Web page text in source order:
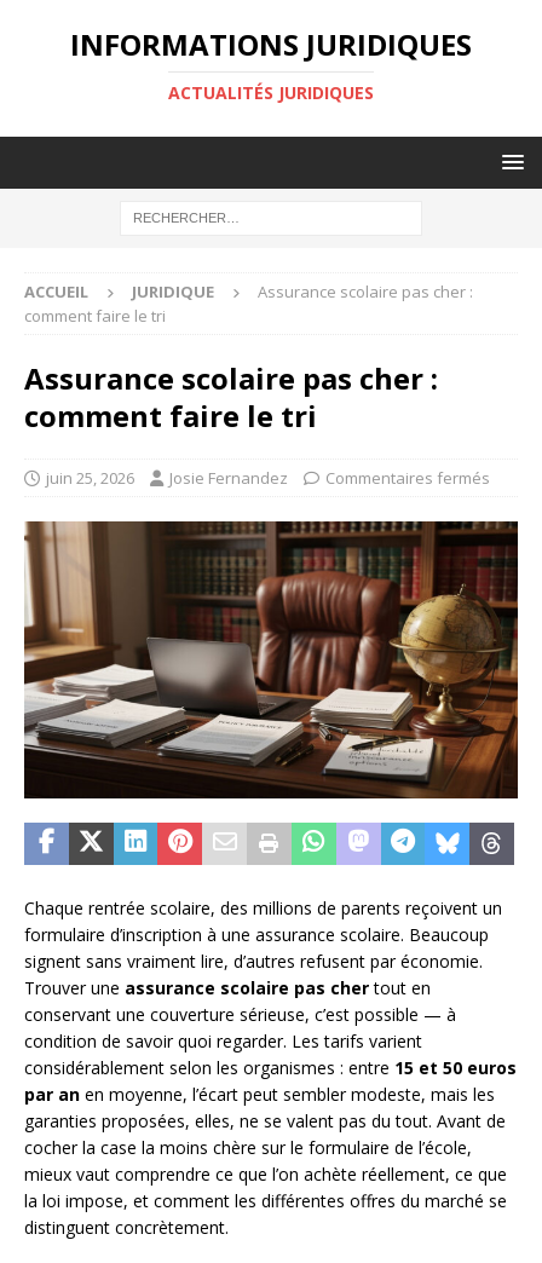
INFORMATIONS JURIDIQUES
ACTUALITÉS JURIDIQUES
ACCUEIL JURIDIQUE
Assurance scolaire pas cher :
comment faire le tri
Assurance scolaire pas cher :
comment faire le tri
juin 25, 2026 Josie Fernandez Commentaires fermés
Chaque rentrée scolaire, des millions de parents reçoivent un
formulaire d’inscription à une assurance scolaire. Beaucoup
signent sans vraiment lire, d’autres refusent par économie.
Trouver une assurance scolaire pas chertout en
conservant une couverture sérieuse, c’est possible — à
condition de savoir quoi regarder. Les tarifs varient
considérablement selon les organismes : entre 15 et 50 euros
par an en moyenne, l’écart peut sembler modeste, mais les
garanties proposées, elles, ne se valent pas du tout. Avant de
cocher la case la moins chère sur le formulaire de l’école,
mieux vaut comprendre ce que l’on achète réellement, ce que
la loi impose, et comment les différentes offres du marché se
distinguent concrètement.